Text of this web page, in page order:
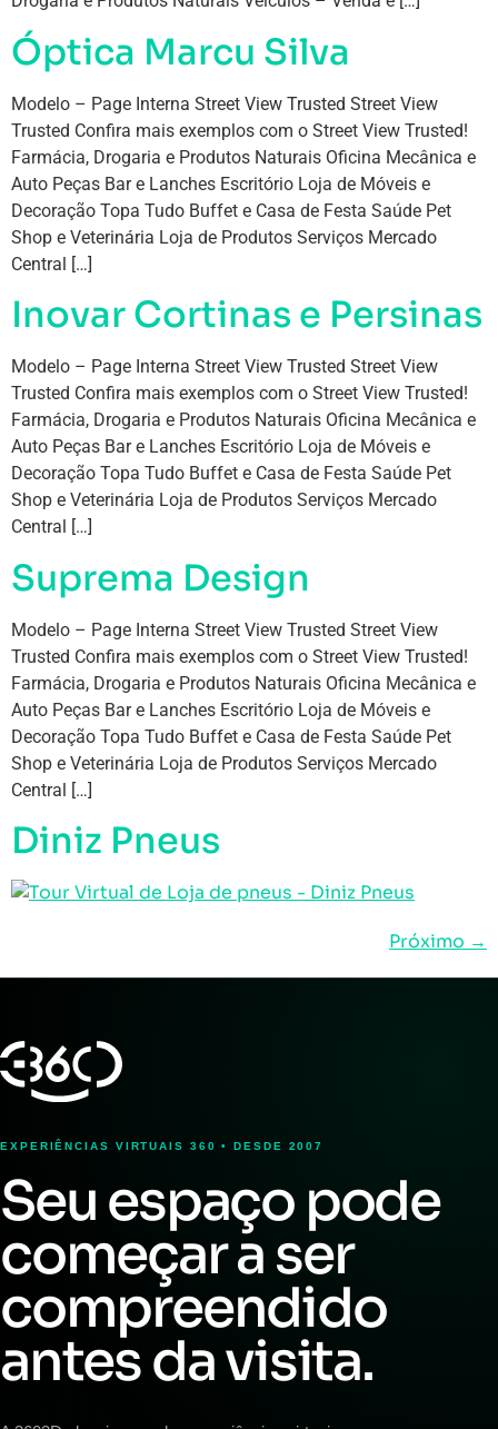
Óptica Marcu Silva
Modelo – Page Interna Street View Trusted Street View
Trusted Confira mais exemplos com o Street View Trusted!
Farmácia, Drogaria e Produtos Naturais Oficina Mecânica e
Auto Peças Bar e Lanches Escritório Loja de Móveis e
Decoração Topa Tudo Buffet e Casa de Festa Saúde Pet
Shop e Veterinária Loja de Produtos Serviços Mercado
Central […]
Inovar Cortinas e Persinas
Modelo – Page Interna Street View Trusted Street View
Trusted Confira mais exemplos com o Street View Trusted!
Farmácia, Drogaria e Produtos Naturais Oficina Mecânica e
Auto Peças Bar e Lanches Escritório Loja de Móveis e
Decoração Topa Tudo Buffet e Casa de Festa Saúde Pet
Shop e Veterinária Loja de Produtos Serviços Mercado
Central […]
Suprema Design
Modelo – Page Interna Street View Trusted Street View
Trusted Confira mais exemplos com o Street View Trusted!
Farmácia, Drogaria e Produtos Naturais Oficina Mecânica e
Auto Peças Bar e Lanches Escritório Loja de Móveis e
Decoração Topa Tudo Buffet e Casa de Festa Saúde Pet
Shop e Veterinária Loja de Produtos Serviços Mercado
Central […]
Diniz Pneus
Próximo →
EXPERIÊNCIAS VIRTUAIS 360 • DESDE 2007
Seu espaço pode
começar a ser
compreendido
antes da visita.